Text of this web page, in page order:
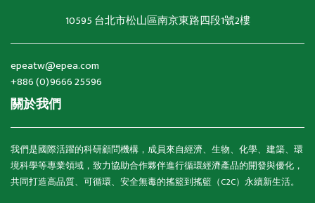
10595 台北市松山區南京東路四段1號2樓
epeatw@epea.com
+886 (0)9666 25596
關於我們
我們是國際活躍的科研顧問機構，成員來自經濟、生物、化學、建築、環
境科學等專業領域，致力協助合作夥伴進行循環經濟產品的開發與優化，
共同打造高品質、可循環、安全無毒的搖籃到搖籃（C2C）永續新生活。